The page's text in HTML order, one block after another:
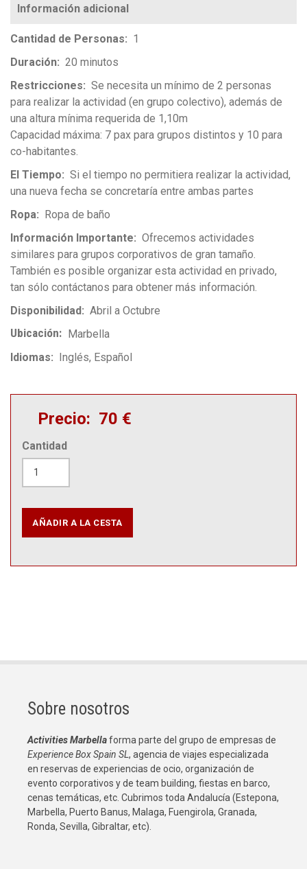
Cantidad de Personas
1
Duración
20 minutos
Restricciones
Se necesita un mínimo de 2 personas
para realizar la actividad (en grupo colectivo), además de
una altura mínima requerida de 1,10m
Capacidad máxima: 7 pax para grupos distintos y 10 para
co-habitantes.
El Tiempo
Si el tiempo no permitiera realizar la actividad,
una nueva fecha se concretaría entre ambas partes
Ropa
Ropa de baño
Información Importante
Ofrecemos actividades
similares para grupos corporativos de gran tamaño.
También es posible organizar esta actividad en privado,
tan sólo contáctanos para obtener más información.
Disponibilidad
Abril a Octubre
Ubicación
Marbella
Idiomas
Inglés Español
Precio 70 €
Cantidad
Sobre nosotros
Activities Marbellaforma parte del grupo de empresas de
Experience Box Spain SL, agencia de viajes especializada
en reservas de experiencias de ocio, organización de
evento corporativos y de team building, fiestas en barco,
cenas temáticas, etc. Cubrimos toda Andalucía (Estepona,
Marbella, Puerto Banus, Malaga, Fuengirola, Granada,
Ronda, Sevilla, Gibraltar, etc).